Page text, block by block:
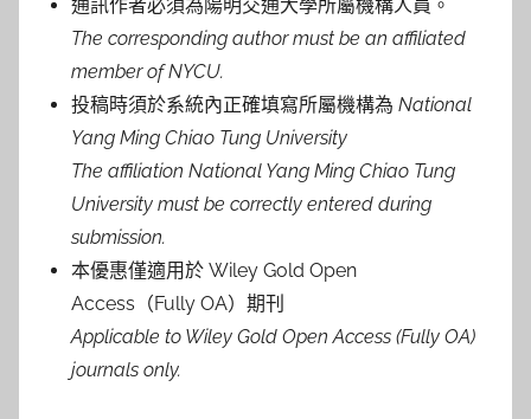
通訊作者必須為陽明交通大學所屬機構人員。
The corresponding author must be an affiliated
member of NYCU.
投稿時須於系統內正確填寫所屬機構為 National
Yang Ming Chiao Tung University
The affiliation National Yang Ming Chiao Tung
University must be correctly entered during
submission.
本優惠僅適用於 Wiley Gold Open
Access （Fully OA）期刊
Applicable to Wiley Gold Open Access (Fully OA)
journals only.